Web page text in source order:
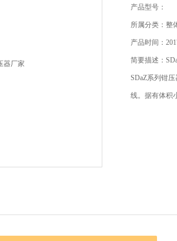
产品型号：
所属分类：整
产品时间：
简要描述：
SDaZ系列钳
线。据有体积